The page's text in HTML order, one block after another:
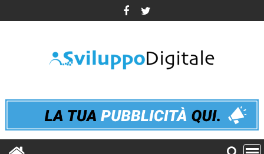
to